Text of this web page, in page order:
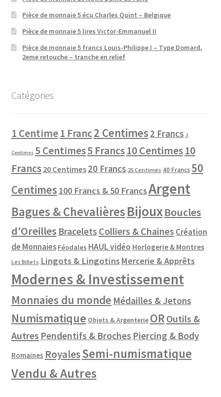
Pièce de monnaie 5 écu Charles Quint – Belgique
Pièce de monnaie 5 lires Victor-Emmanuel II
Pièce de monnaie 5 francs Louis-Philippe I – Type Domard,
2eme retouche – tranche en relief
Catégories
1 Centime1 Franc2 Centimes 2 Francs 3
Centimes 5 Centimes5 Francs10 Centimes10
Francs 20 Centimes 20 Francs 25 Centimes 40 Francs 50
Centimes 100 Francs & 50 FrancsArgent
Bagues & ChevalièresBijouxBoucles
d'Oreilles Bracelets Colliers & Chaines Création
de Monnaies Féodales HAUL vidéo Horlogerie & Montres
Les Billets Lingots & Lingotins Mercerie & Apprêts
Modernes & Investissement
Monnaies du monde Médailles & Jetons
Numismatique Objets & Argenterie OR Outils &
Autres Pendentifs & Broches Piercing & Body
Romaines RoyalesSemi-numismatique
Vendu & Autres